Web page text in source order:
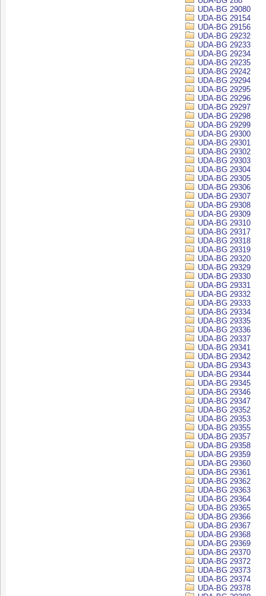
UDA-BG 29080
UDA-BG 29154
UDA-BG 29156
UDA-BG 29232
UDA-BG 29233
UDA-BG 29234
UDA-BG 29235
UDA-BG 29242
UDA-BG 29294
UDA-BG 29295
UDA-BG 29296
UDA-BG 29297
UDA-BG 29298
UDA-BG 29299
UDA-BG 29300
UDA-BG 29301
UDA-BG 29302
UDA-BG 29303
UDA-BG 29304
UDA-BG 29305
UDA-BG 29306
UDA-BG 29307
UDA-BG 29308
UDA-BG 29309
UDA-BG 29310
UDA-BG 29317
UDA-BG 29318
UDA-BG 29319
UDA-BG 29320
UDA-BG 29329
UDA-BG 29330
UDA-BG 29331
UDA-BG 29332
UDA-BG 29333
UDA-BG 29334
UDA-BG 29335
UDA-BG 29336
UDA-BG 29337
UDA-BG 29341
UDA-BG 29342
UDA-BG 29343
UDA-BG 29344
UDA-BG 29345
UDA-BG 29346
UDA-BG 29347
UDA-BG 29352
UDA-BG 29353
UDA-BG 29355
UDA-BG 29357
UDA-BG 29358
UDA-BG 29359
UDA-BG 29360
UDA-BG 29361
UDA-BG 29362
UDA-BG 29363
UDA-BG 29364
UDA-BG 29365
UDA-BG 29366
UDA-BG 29367
UDA-BG 29368
UDA-BG 29369
UDA-BG 29370
UDA-BG 29372
UDA-BG 29373
UDA-BG 29374
UDA-BG 29378